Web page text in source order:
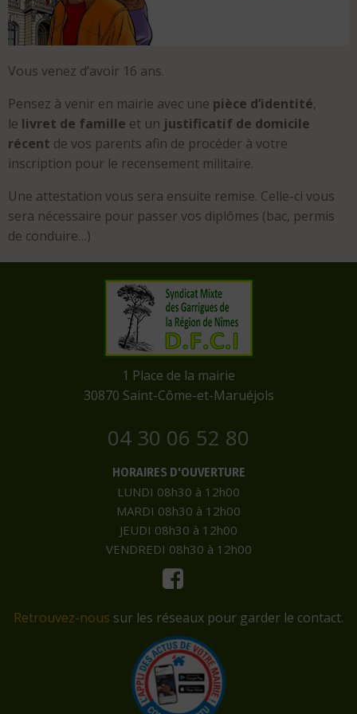
Vous venez d’avoir 16 ans.
Pensez à venir en mairie avec une pièce d’identité,
le livret de famille et un justificatif de domicile
récent de vos parents afin de procéder à votre
inscription pour le recensement militaire.
Une attestation vous sera ensuite remise. Celle-ci vous
sera nécessaire pour passer vos diplômes (bac, permis
de conduire…)
​1 Place de la mairie
​30870 Saint-Côme-et-Maruéjols
04 30 06 52 80
HORAIRES D'OUVERTURE
LUNDI 08h30 à 12h00
MARDI 08h30 à 12h00
JEUDI 08h30 à 12h00
VENDREDI 08h30 à 12h00
Retrouvez-nous sur les réseaux pour garder le contact.